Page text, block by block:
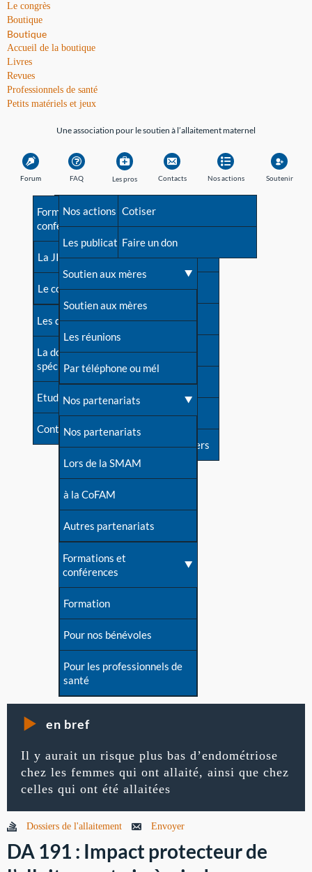
Le congrès
Boutique
Boutique
Accueil de la boutique
Livres
Revues
Professionnels de santé
Petits matériels et jeux
Une association pour le soutien à l’allaitement maternel
Forum FAQ
Avant la naissance
Les débuts
Une difficulté d'allaitement ?
Cas particuliers
Mythes et vérités
Devenir animatrice ?
Une question sur le site
Les pros
Formations et
conférences
La JIA
Le congrès
Les dossiers de l'allaitement
La documentation
spécialisée
Etudes récentes
Contact
Contacts
Besoin d'aide?
Répertoire de tous les
contacts
Contact presse
Dossier de presse
Soutenir LLL
Livre d'or
Forum
S'inscrire à nos newsletters
Nos actions
Nos actions
Les publications
Soutien aux mères
Soutien aux mères
Les réunions
Par téléphone ou mél
Nos partenariats
Nos partenariats
Lors de la SMAM
à la CoFAM
Autres partenariats
Formations et
conférences
Formation
Pour nos bénévoles
Pour les professionnels de
santé
Soutenir
Cotiser
Faire un don
en bref
Il y aurait un risque plus bas d’endométriose
chez les femmes qui ont allaité, ainsi que chez
celles qui ont été allaitées
Dossiers de l'allaitement Envoyer
DA 191 : Impact protecteur de